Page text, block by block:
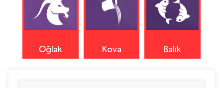
Oğlak Kova Balık